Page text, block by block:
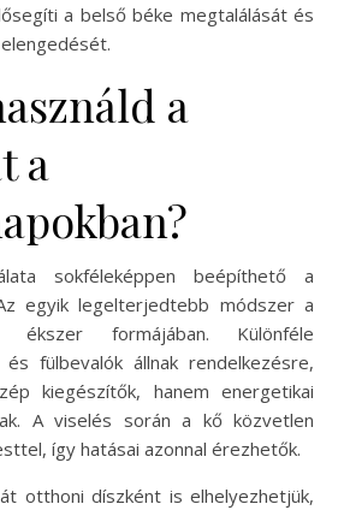
a belső béke megtalálását és
a
a
sokféleképpen beépíthető a
egyik legelterjedtebb módszer a
ékszer formájában. Különféle
és fülbevalók állnak rendelkezésre,
kiegészítők, hanem energetikai
A viselés során a kő közvetlen
így hatásai azonnal érezhetők.
otthoni díszként is elhelyezhetjük,